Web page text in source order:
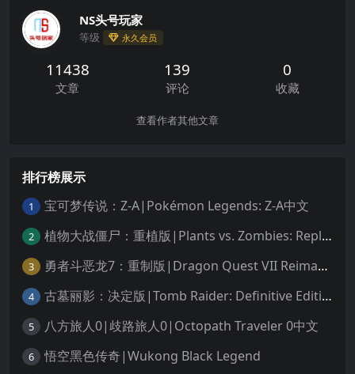
NS头号玩家
等级 永久会员
11438
文章
139
评论
0
收藏
查看作者其他文章
排行榜展示
1 宝可梦传说：Z-A|Pokémon Legends: Z-A中文
2 植物大战僵尸：重植版|Plants vs. Zombies: Replanted中文
3 勇者斗恶龙7：重制版|Dragon Quest VII Reimagined中文
4 古墓丽影：决定版|Tomb Raider: Definitive Edition中文
5 八方旅人0|歧路旅人0|Octopath Traveler 0中文
6 悟空黑色传奇|Wukong Black Legend